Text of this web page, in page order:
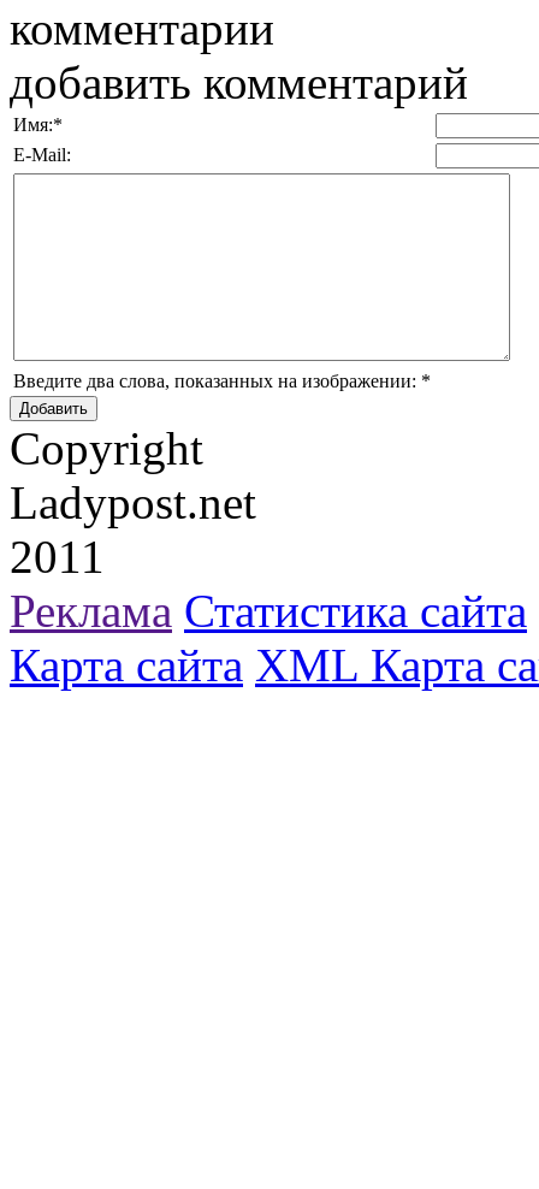
комментарии
добавить комментарий
Имя:*
E-Mail:
Введите два слова, показанных на изображении: *
Copyright
Ladypost.net
2011
Реклама Статистика сайта
Карта сайта XML Карта